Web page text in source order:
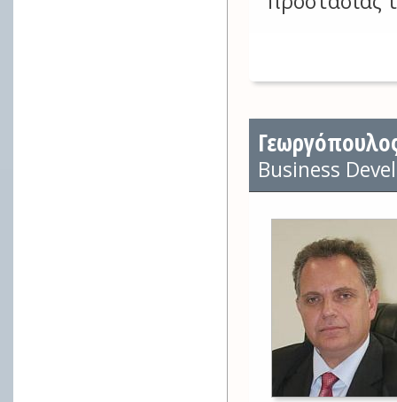
Business